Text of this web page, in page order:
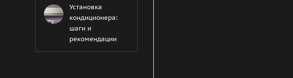
Установка
кондиционера:
шаги и
рекомендации